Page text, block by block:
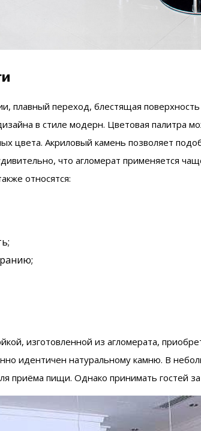
плавный переход, блестящая
в стиле модерн. Цветовая палитра
цвета. Акриловый камень позволяет
что агломерат применяется
относятся:
изготовленной из агломерата,
идентичен натуральному камню. В
приёма пищи. Однако принимать гостей